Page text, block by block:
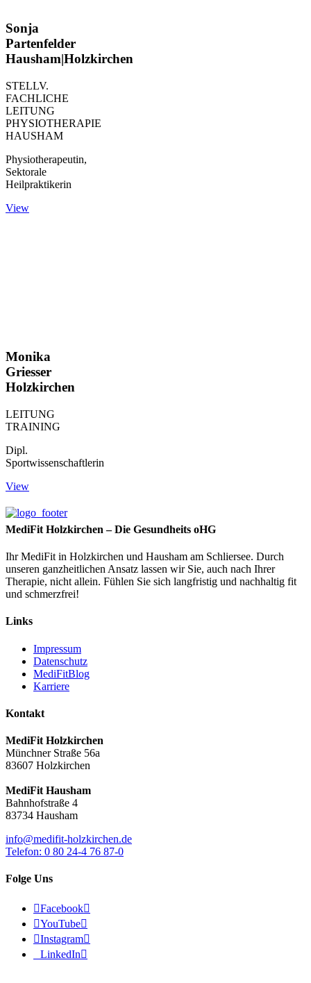
Sonja
Partenfelder
Hausham|Holzkirchen
STELLV.
FACHLICHE
LEITUNG
PHYSIOTHERAPIE
HAUSHAM
Physiotherapeutin,
Sektorale
Heilpraktikerin
View
Monika
Griesser
Holzkirchen
LEITUNG
TRAINING
Dipl.
Sportwissenschaftlerin
View
MediFit Holzkirchen – Die Gesundheits oHG
Ihr MediFit in Holzkirchen und Hausham am Schliersee. Durch
unseren ganzheitlichen Ansatz lassen wir Sie, auch nach Ihrer
Therapie, nicht allein. Fühlen Sie sich langfristig und nachhaltig fit
und schmerzfrei!
Links
Impressum
Datenschutz
MediFitBlog
Karriere
Kontakt
MediFit Holzkirchen
Münchner Straße 56a
83607 Holzkirchen
MediFit Hausham
Bahnhofstraße 4
83734 Hausham
info@medifit-holzkirchen.de
Telefon: 0 80 24-4 76 87-0
Folge Uns
Facebook
YouTube
Instagram
LinkedIn